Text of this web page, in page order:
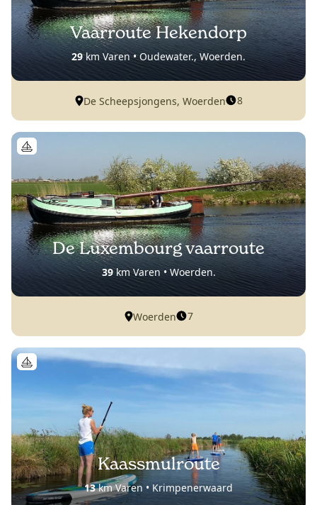
Vaarroute Hekendorp
29km Varen • Oudewater., Woerden.
De Scheepsjongens, Woerden 8
De Luxembourg vaarroute
39km Varen • Woerden.
Woerden 7
Kaassmulroute
13km Varen • Krimpenerwaard